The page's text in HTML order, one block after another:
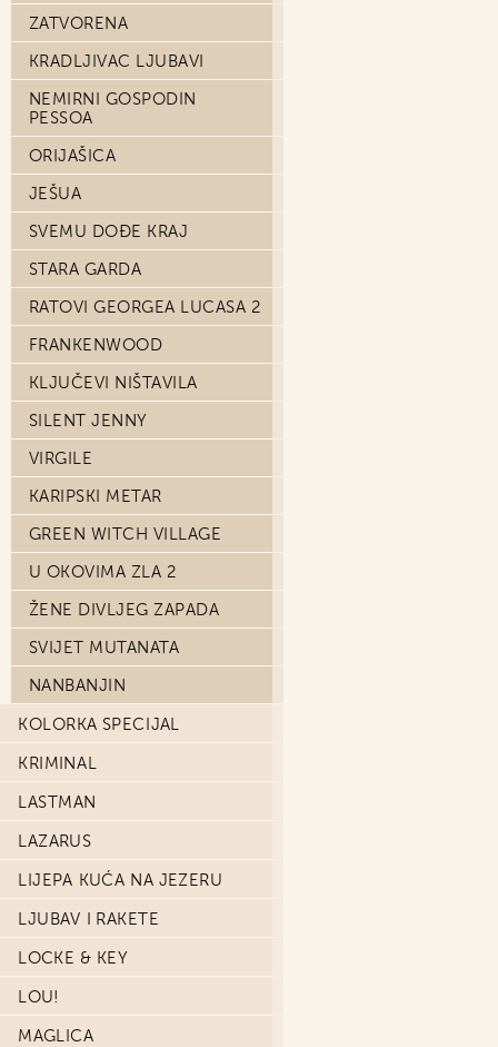
ZATVORENA
KRADLJIVAC LJUBAVI
NEMIRNI GOSPODIN
PESSOA
ORIJAŠICA
JEŠUA
SVEMU DOĐE KRAJ
STARA GARDA
RATOVI GEORGEA LUCASA 2
FRANKENWOOD
KLJUČEVI NIŠTAVILA
SILENT JENNY
VIRGILE
KARIPSKI METAR
GREEN WITCH VILLAGE
U OKOVIMA ZLA 2
ŽENE DIVLJEG ZAPADA
SVIJET MUTANATA
NANBANJIN
KOLORKA SPECIJAL
KRIMINAL
LASTMAN
LAZARUS
LIJEPA KUĆA NA JEZERU
LJUBAV I RAKETE
LOCKE & KEY
LOU!
MAGLICA